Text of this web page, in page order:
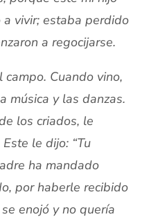
vivir; estaba perdido
a regocijarse.
Cuando vino,
música y las danzas.
los criados, le
le dijo: “Tu
ha mandado
por haberle recibido
enojó y no quería